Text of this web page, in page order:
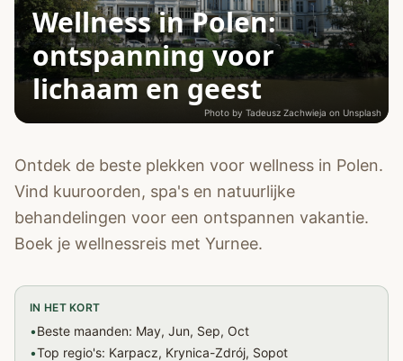
Wellness in Polen:
ontspanning voor
lichaam en geest
Photo by Tadeusz Zachwieja on Unsplash
Ontdek de beste plekken voor wellness in Polen.
Vind kuuroorden, spa's en natuurlijke
behandelingen voor een ontspannen vakantie.
Boek je wellnessreis met Yurnee.
IN HET KORT
•Beste maanden: May, Jun, Sep, Oct
•Top regio's: Karpacz, Krynica-Zdrój, Sopot